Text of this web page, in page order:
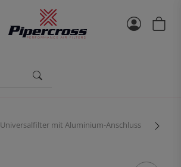
Universalfilter mit Aluminium-Anschluss